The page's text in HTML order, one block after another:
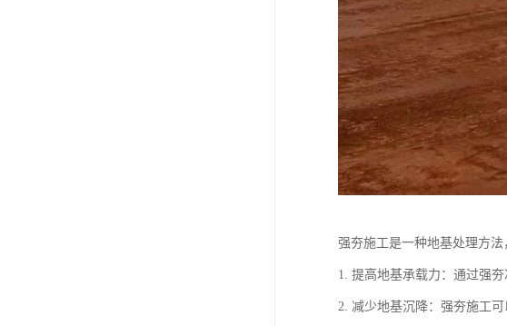
强夯施工是一种地基处理方
1. 提高地基承载力：通过强
2. 减少地基沉降：强夯施工